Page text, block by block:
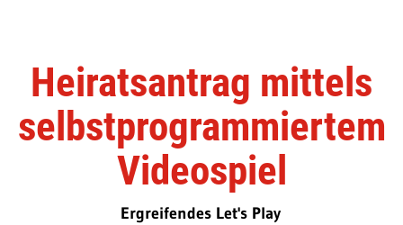
Heiratsantrag mittels
selbstprogrammiertem
Videospiel
Ergreifendes Let's Play